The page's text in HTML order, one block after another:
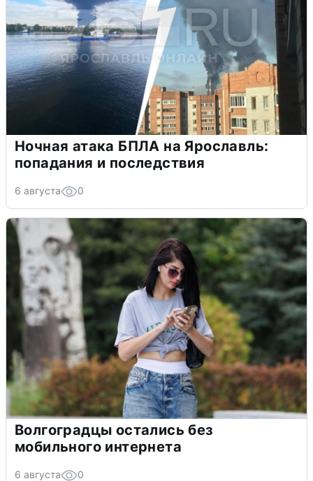
Ночная атака БПЛА на Ярославль:
попадания и последствия
6 августа 0
Волгоградцы остались без
мобильного интернета
6 августа 0